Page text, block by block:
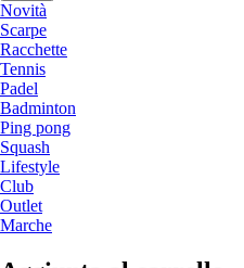
Novità
Scarpe
Racchette
Tennis
Padel
Badminton
Ping pong
Squash
Lifestyle
Club
Outlet
Marche